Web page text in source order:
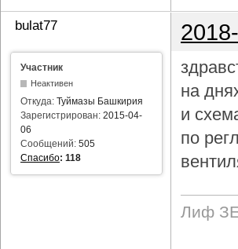
bulat77
Участник
Неактивен
Откуда: Туймазы Башкирия
Зарегистрирован: 2015-04-
06
Сообщений: 505
Спасибо: 118
на
и
по
Лиф